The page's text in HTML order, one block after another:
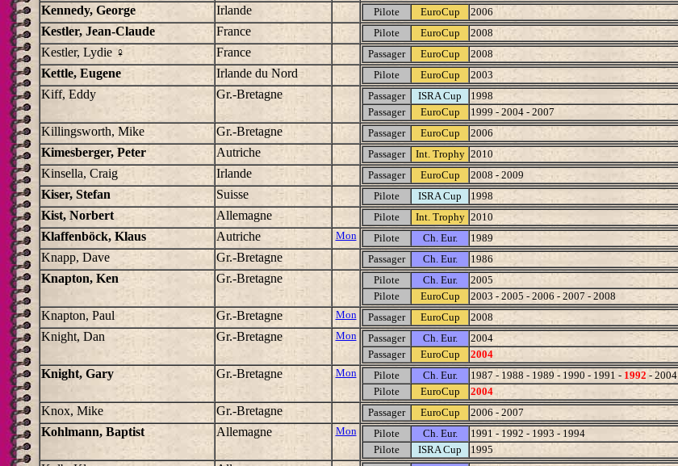
Kennedy, George Irlande Pilote EuroCup 2006
Kestler, Jean-Claude France Pilote EuroCup 2008
Kestler, Lydie ♀ France Passager EuroCup 2008
Kettle, Eugene Irlande du Nord Pilote EuroCup 2003
Kiff, Eddy Gr.-Bretagne Passager ISRA Cup
1998
Passager
EuroCup 1999 - 2004 - 2007
Killingsworth, Mike Gr.-Bretagne Passager EuroCup 2006
Kimesberger, Peter Autriche Passager Int. Trophy 2010
Kinsella, Craig Irlande Passager EuroCup 2008 - 2009
Kiser, Stefan Suisse Pilote ISRA Cup 1998
Kist, Norbert Allemagne Pilote Int. Trophy 2010
Klaffenböck, Klaus Autriche Mon Pilote Ch. Eur. 1989
Knapp, Dave Gr.-Bretagne Passager Ch. Eur. 1986
Knapton, Ken Gr.-Bretagne Pilote Ch. Eur.
2005
Pilote
EuroCup 2003 - 2005 - 2006 - 2007 - 2008
Knapton, Paul Gr.-Bretagne Mon Passager EuroCup 2008
Knight, Dan Gr.-Bretagne Mon Passager Ch. Eur.
2004
Passager
EuroCup 2004
Knight, Gary Gr.-Bretagne Mon Pilote Ch. Eur. 1987 - 1988 - 1989 - 1990 - 1991 - 1992 - 2004
Pilote
EuroCup 2004
Knox, Mike Gr.-Bretagne Passager EuroCup 2006 - 2007
Kohlmann, Baptist Allemagne Mon Pilote Ch. Eur.
1991 - 1992 - 1993 - 1994
Pilote
ISRA Cup 1995